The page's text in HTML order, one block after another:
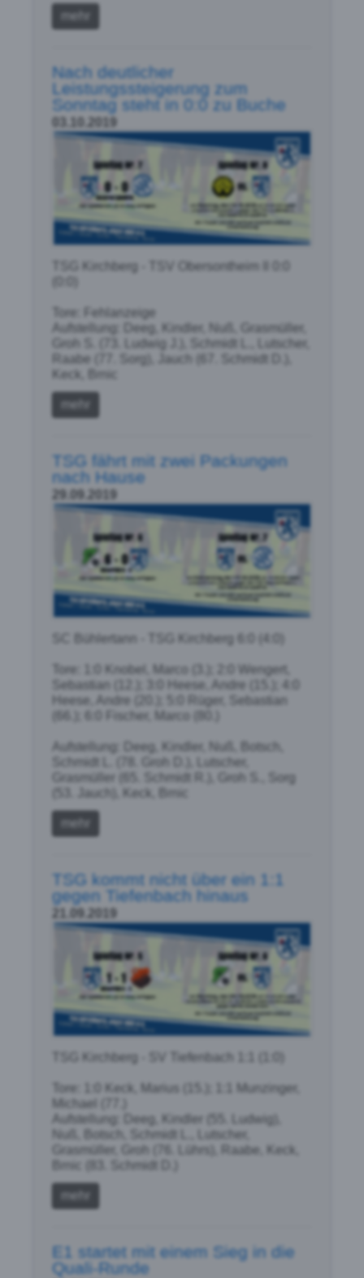
mehr
Nach deutlicher
Leistungssteigerung zum
Sonntag steht in 0:0 zu Buche
TSG Kirchberg - TSV Obersontheim II 0:0
Tore: Fehlanzeige
Aufstellung: Deeg, Kindler, Nuß, Grasmüller,
Groh S. (73. Ludwig J.), Schmidt L., Lutscher,
Raabe (77. Sorg), Jauch (67. Schmidt D.),
Keck, Brnic
mehr
TSG fährt mit zwei Packungen
nach Hause
SC Bühlertann - TSG Kirchberg 6:0 (4:0)
Tore: 1:0 Knobel, Marco (3.); 2:0 Wengert,
Sebastian (12.); 3:0 Heese, Andre (15.); 4:0
Heese, Andre (20.); 5:0 Rüger, Sebastian
(66.); 6:0 Fischer, Marco (80.)
Aufstellung: Deeg, Kindler, Nuß, Botsch,
Schmidt L. (78. Groh D.), Lutscher,
Grasmüller (65. Schmidt R.), Groh S., Sorg
(53. Jauch), Keck, Brnic
mehr
TSG kommt nicht über ein 1:1
gegen Tiefenbach hinaus
TSG Kirchberg - SV Tiefenbach 1:1 (1:0)
Tore: 1:0 Keck, Marius (15.); 1:1 Munzinger,
Michael (77.)
Aufstellung: Deeg, Kindler (55. Ludwig),
Nuß, Botsch, Schmidt L., Lutscher,
Grasmüller, Groh (76. Lührs), Raabe, Keck,
Brnic (83. Schmidt D.)
mehr
E1 startet mit einem Sieg in die
Quali-Runde